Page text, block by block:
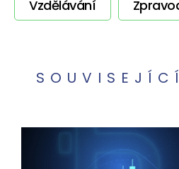
Vzdělávání